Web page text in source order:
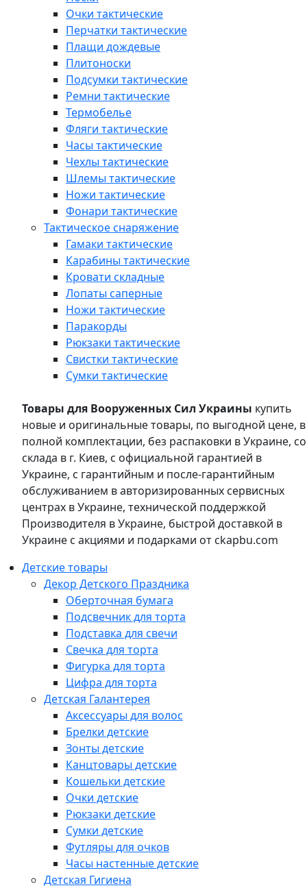
Очки тактические
Перчатки тактические
Плащи дождевые
Плитоноски
Подсумки тактические
Ремни тактические
Термобелье
Фляги тактические
Часы тактические
Чехлы тактические
Шлемы тактические
Ножи тактические
Фонари тактические
Тактическое снаряжение
Гамаки тактические
Карабины тактические
Кровати складные
Лопаты саперные
Ножи тактические
Паракорды
Рюкзаки тактические
Свистки тактические
Сумки тактические
Товары для Вооруженных Сил Украины купить
новые и оригинальные товары, по выгодной цене, в
полной комплектации, без распаковки в Украине, со
склада в г. Киев, с официальной гарантией в
Украине, с гарантийным и после-гарантийным
обслуживанием в авторизированных сервисных
центрах в Украине, технической поддержкой
Производителя в Украине, быстрой доставкой в
Украине с акциями и подарками от ckapbu.com
Детские товары
Декор Детского Праздника
Оберточная бумага
Подсвечник для торта
Подставка для свечи
Свечка для торта
Фигурка для торта
Цифра для торта
Детская Галантерея
Аксессуары для волос
Брелки детские
Зонты детские
Канцтовары детские
Кошельки детские
Очки детские
Рюкзаки детские
Сумки детские
Футляры для очков
Часы настенные детские
Детская Гигиена